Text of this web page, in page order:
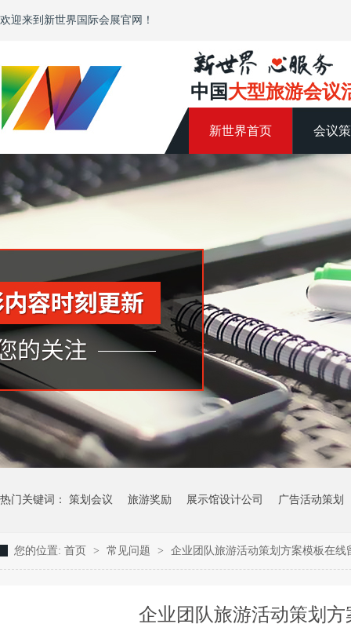
欢迎来到新世界国际会展官网！
中国大型旅游会议
新世界首页 会议
热门关键词： 策划会议 旅游奖励 展示馆设计公司 广告活动策划
您的位置: 首页 > 常见问题 > 企业团队旅游活动策划方案模板在线
企业团队旅游活动策划